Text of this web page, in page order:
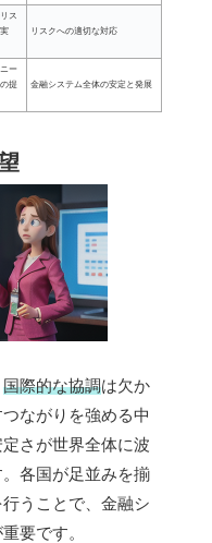
ス
リスクへの適切な対応
ー
提
金融システム全体の安定と発展
国際的な協調は欠か
ながりを強める中
さが世界全体に波
各国が足並みを揃
うことで、金融シ
要です。